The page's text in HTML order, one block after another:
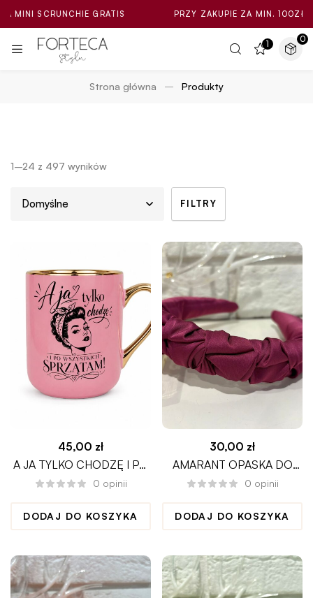
GRATIS PRZY ZAKUPIE ZA MIN. 100ZŁ LOSOWA MINI
1 0
Strona główna Produkty
1–24 z 497 wyników
FILTRY
45,00 zł
A JA TYLKO CHODZĘ I PO
WSZYSTKICH SPRZĄTAM
0 opinii
DODAJ DO KOSZYKA
30,00 zł
AMARANT OPASKA DO
WŁOSÓW CIENKA
0 opinii
DODAJ DO KOSZYKA